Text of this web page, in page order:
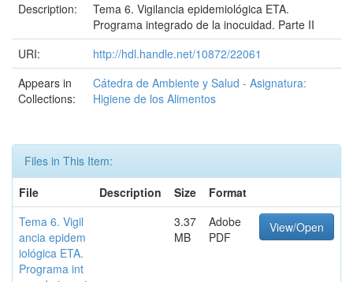
Description:
Tema 6. Vigilancia epidemiológica ETA.
Programa integrado de la inocuidad. Parte II
URI:
http://hdl.handle.net/10872/22061
Appears in
Collections:
Cátedra de Ambiente y Salud - Asignatura:
Higiene de los Alimentos
Files in This Item:
File
Description Size
Format
Tema 6. Vigil
ancia epidem
iológica ETA.
Programa int
3.37
MB
Adobe
PDF
View/Open